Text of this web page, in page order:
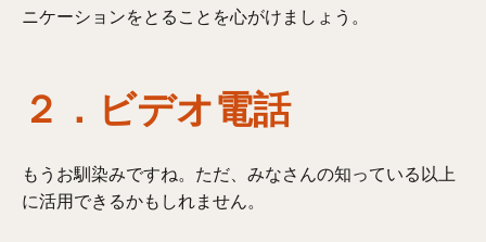
ニケーションをとることを心がけましょう。
２．ビデオ電話
もうお馴染みですね。ただ、みなさんの知っている以上
に活用できるかもしれません。